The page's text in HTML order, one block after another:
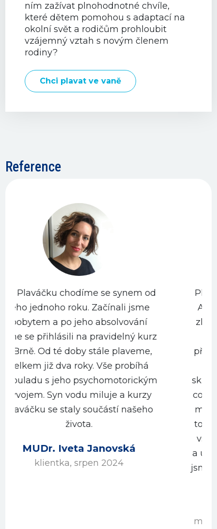
ním zažívat plnohodnotné chvíle,
které dětem pomohou s adaptací na
okolní svět a rodičům prohloubit
vzájemný vztah s novým členem
rodiny?
Chci plavat ve vaně
Reference
Plaváček jsou rozhodně taky lidi.
A milujicí a milovaní. ♥️♥️♥️ Je jen
zlomeček hluboké práce, kterou
děláte a kterou provázíte,
především aby děti uměly plavat
a neměly strach z vody. Ve
skutečnosti je toho mnohem více,
co děti, rodiče a rodina jako celek
může díky Plaváčku prožít. To se
totiž ani popsat nedá, doporučuji
a udělat si vlastní zkušenost. Jako
jsme to kdysi udělali my a už jsme